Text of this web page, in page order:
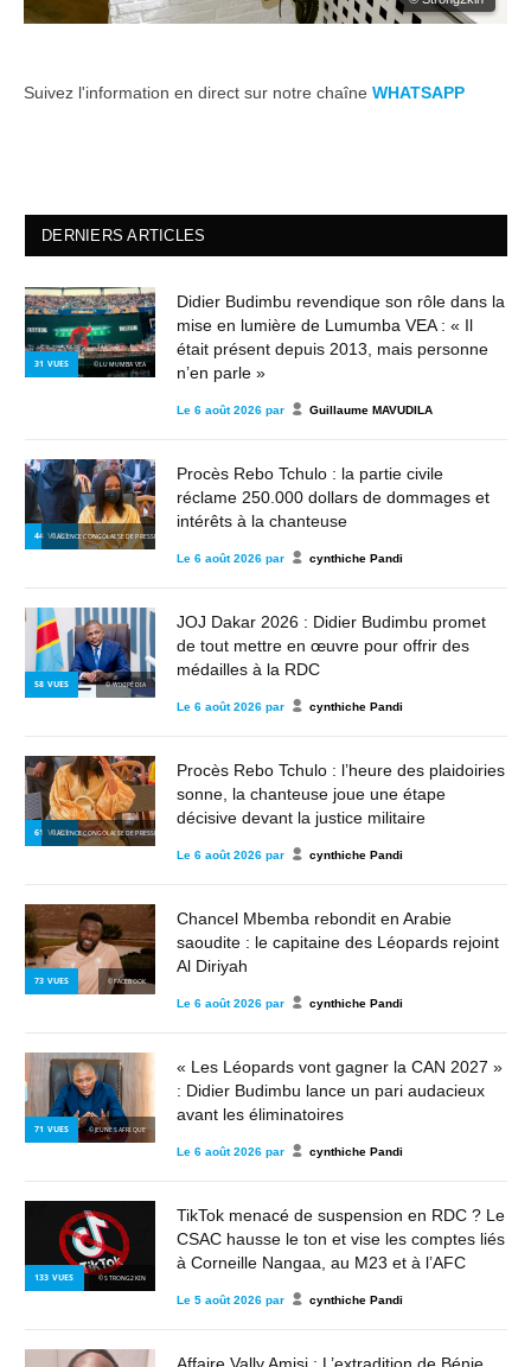
Suivez l'information en direct sur notre chaîne WHATSAPP
DERNIERS ARTICLES
31 VUES © LUMUMBA VEA
Didier Budimbu revendique son rôle dans la
mise en lumière de Lumumba VEA : « Il
était présent depuis 2013, mais personne
n’en parle »
Le 6 août 2026 par Guillaume MAVUDILA
44 VUES
© AGENCE CONGOLAISE DE PRESSE
Procès Rebo Tchulo : la partie civile
réclame 250.000 dollars de dommages et
intérêts à la chanteuse
Le 6 août 2026 par cynthiche Pandi
58 VUES © WIKIPÉDIA
JOJ Dakar 2026 : Didier Budimbu promet
de tout mettre en œuvre pour offrir des
médailles à la RDC
Le 6 août 2026 par cynthiche Pandi
61 VUES
© AGENCE CONGOLAISE DE PRESSE
Procès Rebo Tchulo : l’heure des plaidoiries
sonne, la chanteuse joue une étape
décisive devant la justice militaire
Le 6 août 2026 par cynthiche Pandi
73 VUES © FACEBOOK
Chancel Mbemba rebondit en Arabie
saoudite : le capitaine des Léopards rejoint
Al Diriyah
Le 6 août 2026 par cynthiche Pandi
71 VUES © JEUNES AFRIQUE
« Les Léopards vont gagner la CAN 2027 »
: Didier Budimbu lance un pari audacieux
avant les éliminatoires
Le 6 août 2026 par cynthiche Pandi
133 VUES © STRONG2KIN
TikTok menacé de suspension en RDC ? Le
CSAC hausse le ton et vise les comptes liés
à Corneille Nangaa, au M23 et à l’AFC
Le 5 août 2026 par cynthiche Pandi